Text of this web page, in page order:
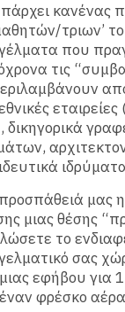
κανένας
τριων’
που
τις
δικηγορικά
μας η
μιας θέσης
το
σας
εφήβου για
φρέσκο αέρα